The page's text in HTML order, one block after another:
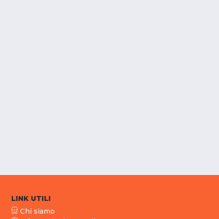
LINK UTILI
Chi siamo